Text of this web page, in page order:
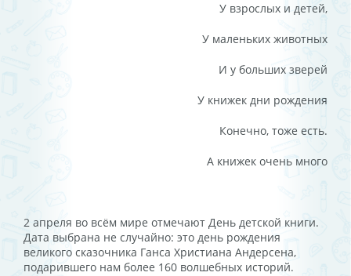
У взрослых и детей,
У маленьких животных
И у больших зверей
У книжек дни рождения
Конечно, тоже есть.
А книжек очень много
2 апреля во всём мире отмечают День детской книги.
Дата выбрана не случайно: это день рождения
великого сказочника Ганса Христиана Андерсена,
подарившего нам более 160 волшебных историй.